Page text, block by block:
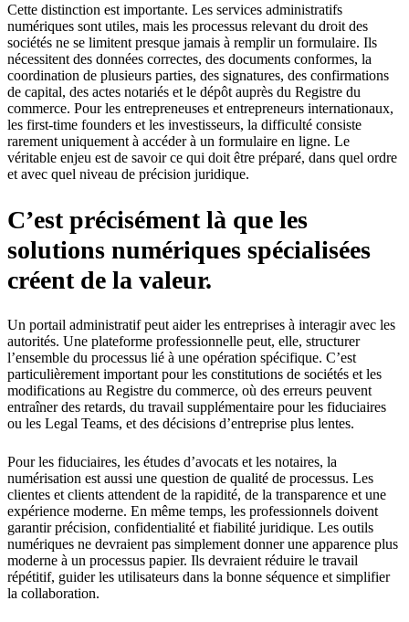
Cette distinction est importante. Les services administratifs
numériques sont utiles, mais les processus relevant du droit des
sociétés ne se limitent presque jamais à remplir un formulaire. Ils
nécessitent des données correctes, des documents conformes, la
coordination de plusieurs parties, des signatures, des confirmations
de capital, des actes notariés et le dépôt auprès du Registre du
commerce. Pour les entrepreneuses et entrepreneurs internationaux,
les first-time founders et les investisseurs, la difficulté consiste
rarement uniquement à accéder à un formulaire en ligne. Le
véritable enjeu est de savoir ce qui doit être préparé, dans quel ordre
et avec quel niveau de précision juridique.
C’est précisément là que les
solutions numériques spécialisées
créent de la valeur.
Un portail administratif peut aider les entreprises à interagir avec les
autorités. Une plateforme professionnelle peut, elle, structurer
l’ensemble du processus lié à une opération spécifique. C’est
particulièrement important pour les constitutions de sociétés et les
modifications au Registre du commerce, où des erreurs peuvent
entraîner des retards, du travail supplémentaire pour les fiduciaires
ou les Legal Teams, et des décisions d’entreprise plus lentes.
Pour les fiduciaires, les études d’avocats et les notaires, la
numérisation est aussi une question de qualité de processus. Les
clientes et clients attendent de la rapidité, de la transparence et une
expérience moderne. En même temps, les professionnels doivent
garantir précision, confidentialité et fiabilité juridique. Les outils
numériques ne devraient pas simplement donner une apparence plus
moderne à un processus papier. Ils devraient réduire le travail
répétitif, guider les utilisateurs dans la bonne séquence et simplifier
la collaboration.